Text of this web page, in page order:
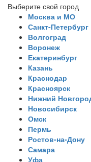
Выберите свой город
Москва и МО
Санкт-Петербург
Волгоград
Воронеж
Екатеринбург
Казань
Краснодар
Красноярск
Нижний
Новосибирск
Омск
Пермь
Ростов-на-Дону
Самара
Уфа